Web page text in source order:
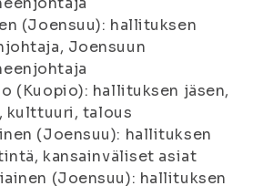
(Joensuu): hallituksen
Joensuun
(Kuopio): hallituksen jäsen,
kulttuuri, talous
(Joensuu): hallituksen
kansainväliset asiat
(Joensuu): hallituksen